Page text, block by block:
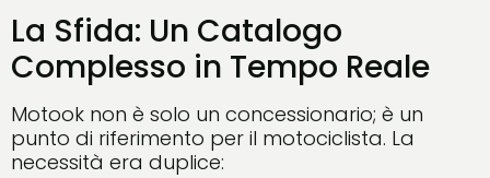
La Sfida: Un Catalogo
Complesso in Tempo Reale
Motook non è solo un concessionario; è un
punto di riferimento per il motociclista. La
necessità era duplice: